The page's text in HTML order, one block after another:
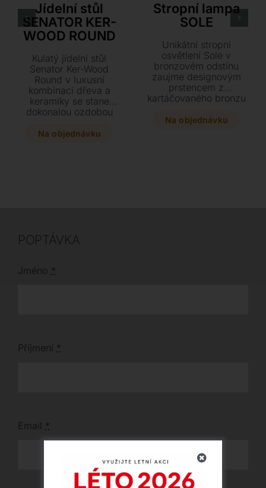
Jídelní stůl
SENATOR KER-
WOOD ROUND
Kulatý jídelní stůl
Senator Ker-Wood
Round v luxusní
kombinaci dřeva a
keramiky se stane
dokonalou ozdobou
Vyberte si z široké
Na objednávku
Stropní lampa
SOLE
Unikátní stropní
osvětlení Sole v
bronzovém odstínu
zaujme designovým
prstencem z
kartáčovaného bronzu
rozetou. Vyberte si z
Na objednávku
POPTÁVKA
Jméno *
Příjmení *
Email *